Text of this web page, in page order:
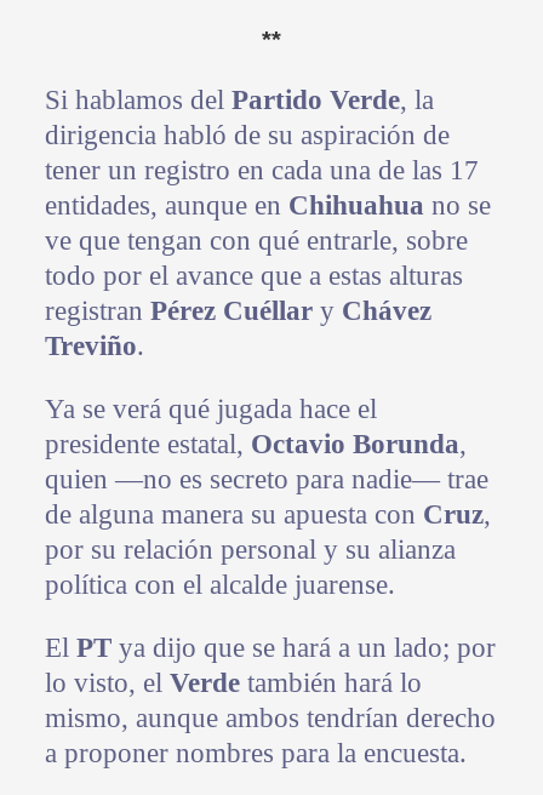
**
Si hablamos del Partido Verde, la
dirigencia habló de su aspiración de
tener un registro en cada una de las 17
entidades, aunque en Chihuahua no se
ve que tengan con qué entrarle, sobre
todo por el avance que a estas alturas
registran Pérez Cuéllary Chávez
Treviño.
Ya se verá qué jugada hace el
presidente estatal, Octavio Borunda,
quien —no es secreto para nadie— trae
de alguna manera su apuesta con Cruz,
por su relación personal y su alianza
política con el alcalde juarense.
El PTya dijo que se hará a un lado; por
lo visto, el Verdetambién hará lo
mismo, aunque ambos tendrían derecho
a proponer nombres para la encuesta.